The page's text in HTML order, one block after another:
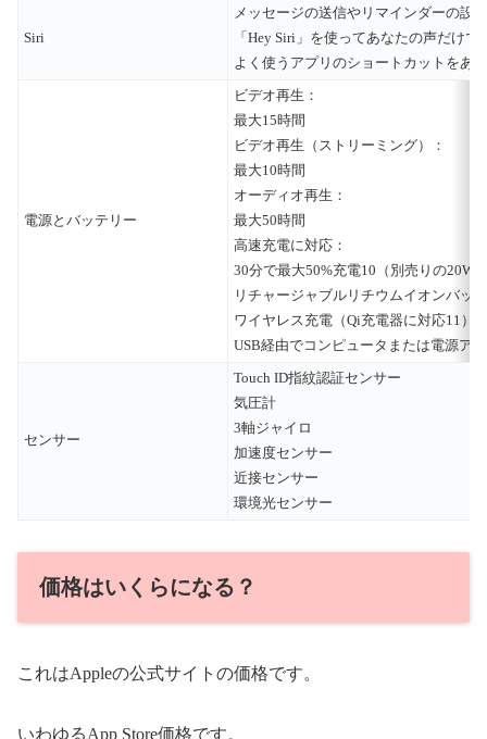
Siri
メッセージの送信やリマインダーの設
「Hey Siri」を使ってあなたの声だけ
よく使うアプリのショートカットをあ
電源とバッテリー
ビデオ再生：
最大15時間
ビデオ再生（ストリーミング）：
最大10時間
オーディオ再生：
最大50時間
高速充電に対応：
30分で最大50%充電10（別売りの20W
リチャージャブルリチウムイオンバッ
ワイヤレス充電（Qi充電器に対応11）
USB経由でコンピュータまたは電源ア
センサー
Touch ID指紋認証センサー
気圧計
3軸ジャイロ
加速度センサー
近接センサー
環境光センサー
価格はいくらになる？
これはAppleの公式サイトの価格です。
いわゆるApp Store価格です。